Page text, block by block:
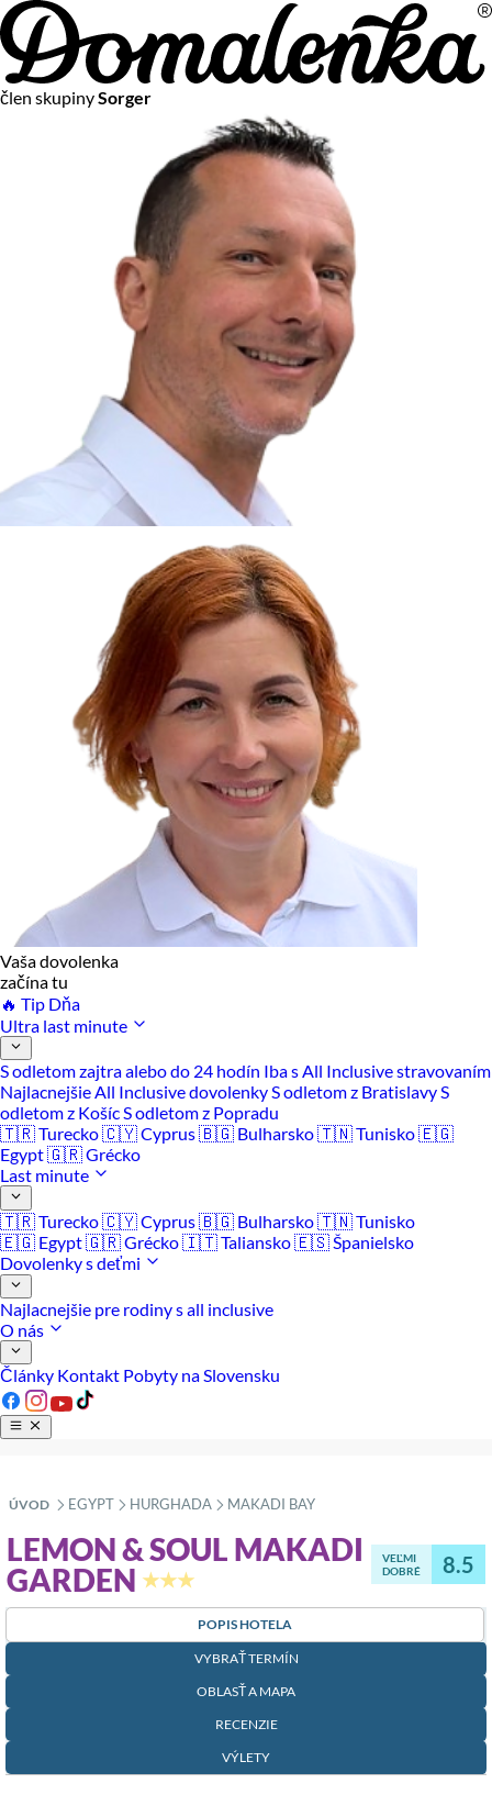
člen skupinySorger
Vaša dovolenka
začína tu
🔥 Tip Dňa
Ultra last minute
S odletom zajtra alebo do 24 hodín Iba s All Inclusive stravovaním
Najlacnejšie All Inclusive dovolenkyS odletom z BratislavyS
odletom z KošícS odletom z Popradu
🇹🇷 Turecko🇨🇾 Cyprus🇧🇬 Bulharsko🇹🇳 Tunisko🇪🇬
Egypt🇬🇷 Grécko
Last minute
🇹🇷 Turecko🇨🇾 Cyprus🇧🇬 Bulharsko🇹🇳 Tunisko
🇪🇬 Egypt🇬🇷 Grécko🇮🇹 Taliansko🇪🇸 Španielsko
Dovolenky s deťmi
Najlacnejšie pre rodiny s all inclusive
O nás
Články Kontakt Pobyty na Slovensku
ÚVOD »
EGYPT »
HURGHADA »
MAKADI BAY
LEMON & SOUL MAKADI
GARDEN ★★★
VEĽMI
DOBRÉ
8.5
POPIS HOTELA
VYBRAŤ TERMÍN
OBLASŤ A MAPA
RECENZIE
VÝLETY
Na vašom súkromí nám záleží
Chceme vám neustále poskytovať tie najlepšie služby.
Vzhľadom k platnej legislatíve od vás ale potrebujeme súhlas
s používaním súborov cookies.
Viac o personalizácii a meraní
Aby sme vedeli, čo sa deje na webových stránkach a aby sme
vám mohli prispôsobiť ponuky na mieru či reklamu,
používame cookies a taktiežslužby spoločnosti Google
Čo sú cookies?
Cookies sú malé textové súbory, ktoré môžu byť používané
webovými stránkami, aby zefektívnili používateľský zážitok.
Vďaka cookies vám môžeme ponúkať služby podľa toho, čo
naozaj hľadáte a chcete nájsť.
Kedykoľvek sa môžete slobodne rozhodnúť, ktoré typy
používania cookies chcete umožniť.
Zákon uvádza, že môžeme ukladať cookies na vašom
zariadení, pokiaľ sú nevyhnutne nutné pre prevádzku tejto
Cookies, ktoré používame
Technické a nevyhnutné cookies
Analytické a marketingové cookies
Reklamné úložisko
Reklamné používateľské dáta
Personalizácia reklám
Povoliť vybrané
Odmietnuť